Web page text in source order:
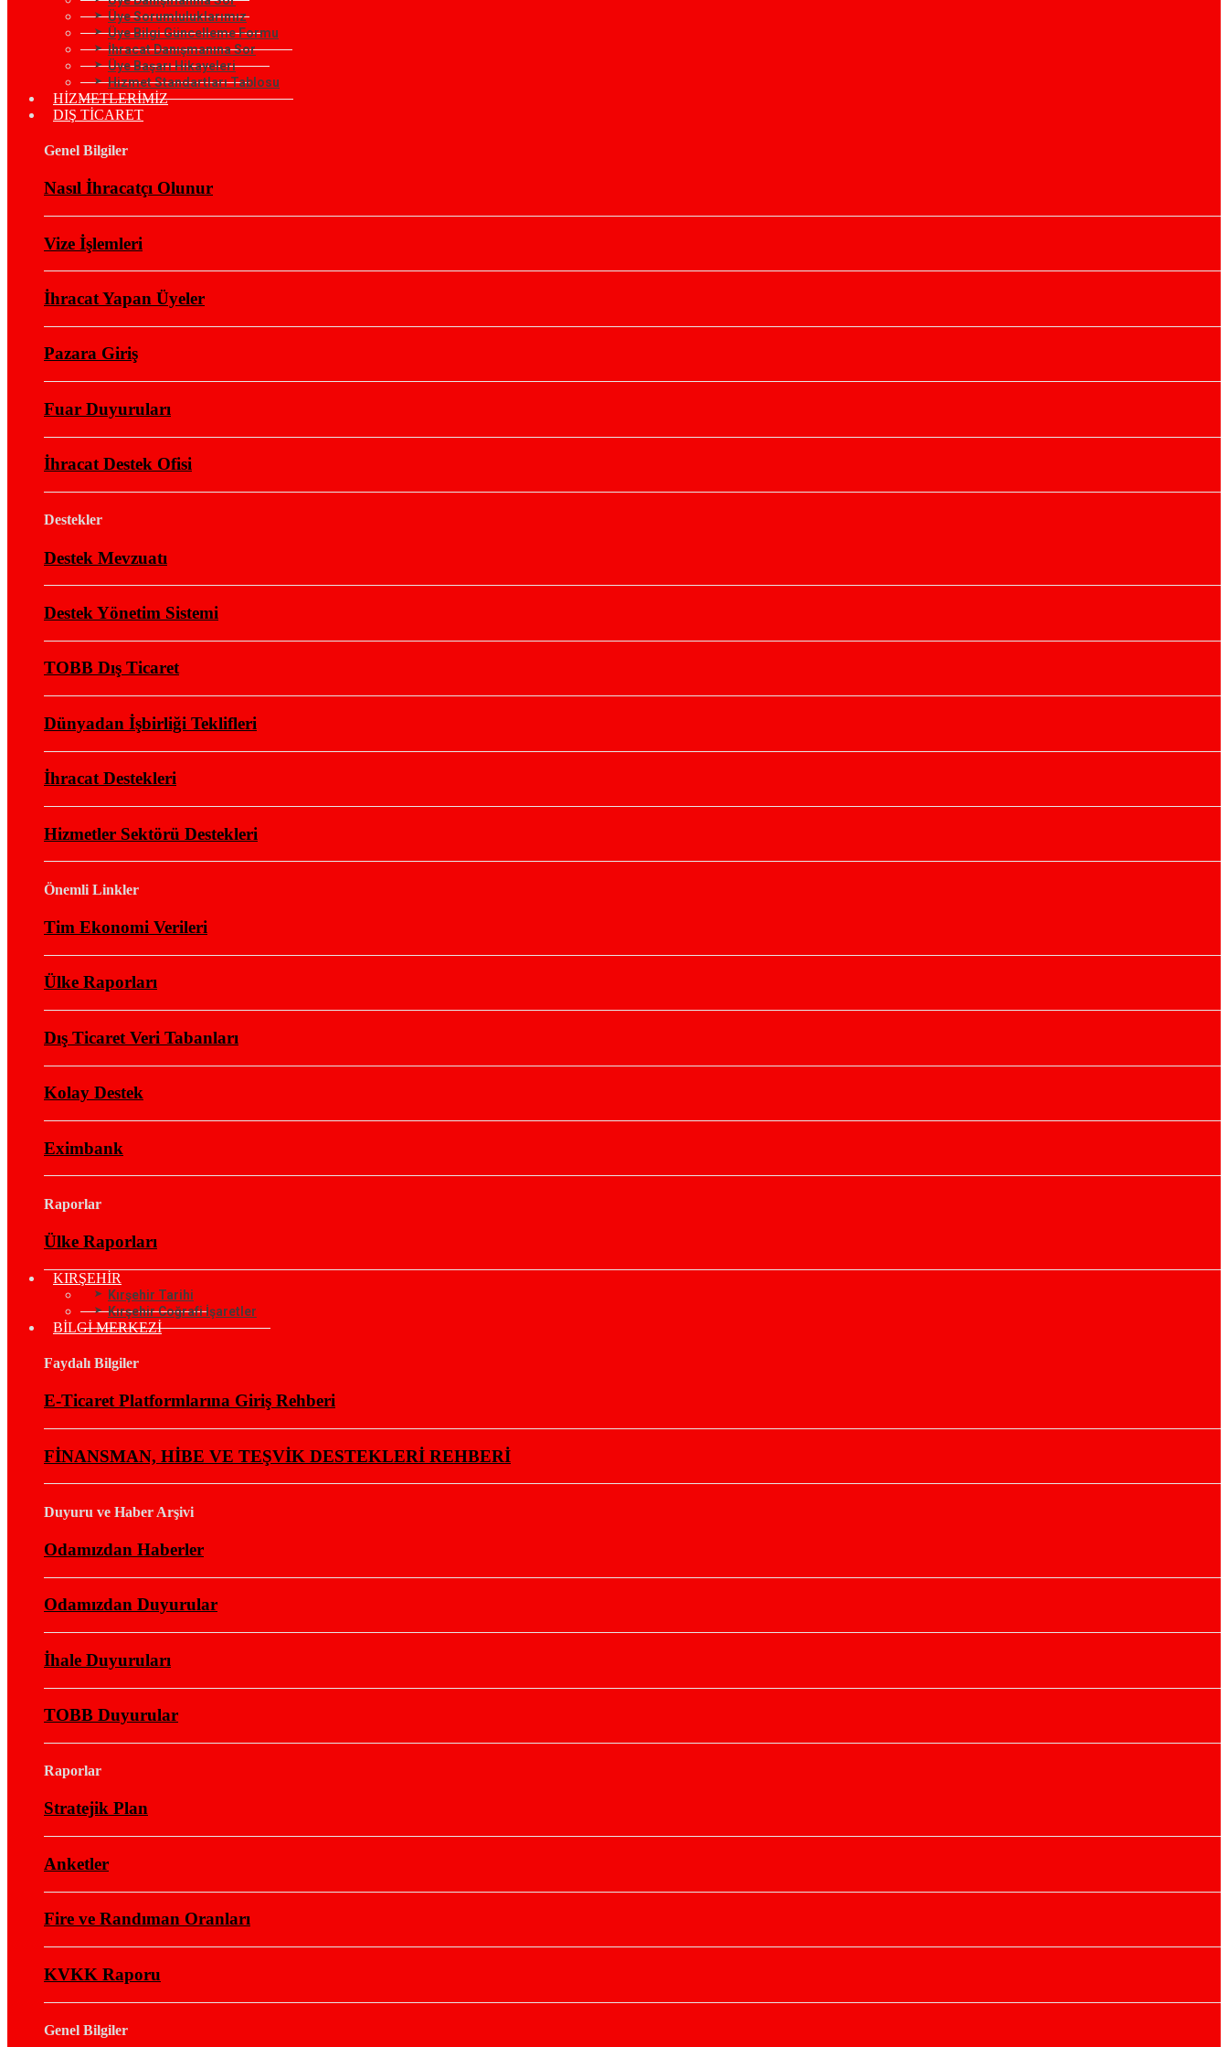
Üye Sorumluluklarımız
Üye Bilgi Güncelleme Formu
İhracat Danışmanına Sor
Üye Başarı Hikayeleri
Hizmet Standartları Tablosu
HİZMETLERİMİZ
DIŞ TİCARET
Genel Bilgiler
Nasıl İhracatçı Olunur
Vize İşlemleri
İhracat Yapan Üyeler
Pazara Giriş
Fuar Duyuruları
İhracat Destek Ofisi
Destekler
Destek Mevzuatı
Destek Yönetim Sistemi
TOBB Dış Ticaret
Dünyadan İşbirliği Teklifleri
İhracat Destekleri
Hizmetler Sektörü Destekleri
Önemli Linkler
Tim Ekonomi Verileri
Ülke Raporları
Dış Ticaret Veri Tabanları
Kolay Destek
Eximbank
Raporlar
Ülke Raporları
KIRŞEHİR
Kırşehir Tarihi
Kırşehir Coğrafi İşaretler
BİLGİ MERKEZİ
Faydalı Bilgiler
E-Ticaret Platformlarına Giriş Rehberi
FİNANSMAN, HİBE VE TEŞVİK DESTEKLERİ REHBERİ
Duyuru ve Haber Arşivi
Odamızdan Haberler
Odamızdan Duyurular
İhale Duyuruları
TOBB Duyurular
Raporlar
Stratejik Plan
Anketler
Fire ve Randıman Oranları
KVKK Raporu
Genel Bilgiler